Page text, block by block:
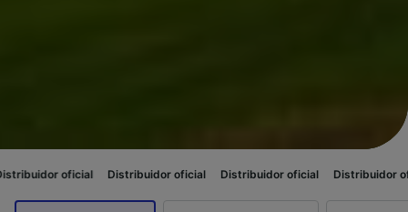
Distribuidor oficial Distribuidor oficial Distribuidor oficial